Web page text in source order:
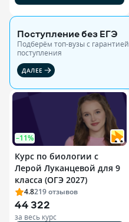
Поступление без ЕГЭ
Подберём топ-вузы c гарантией
поступления
ДАЛЕЕ
–11%
Курс по биологии с
Лерой Луканцевой для 9
класса (ОГЭ 2027)
4.8219отзывов
44 322
за весь курс